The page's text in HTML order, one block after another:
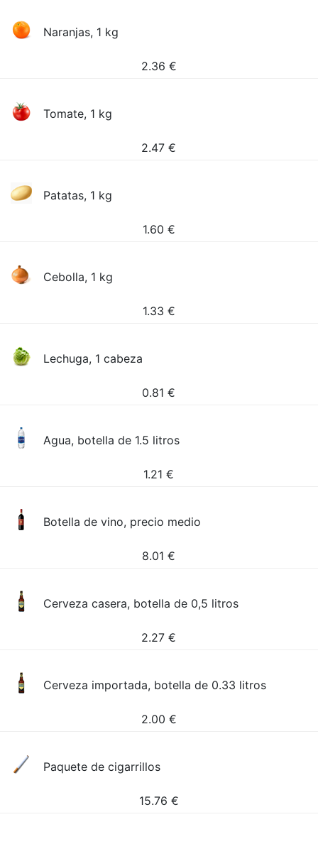
Naranjas, 1 kg
2.36 €
Tomate, 1 kg
2.47 €
Patatas, 1 kg
1.60 €
Cebolla, 1 kg
1.33 €
Lechuga, 1 cabeza
0.81 €
Agua, botella de 1.5 litros
1.21 €
Botella de vino, precio medio
8.01 €
Cerveza casera, botella de 0,5 litros
2.27 €
Cerveza importada, botella de 0.33 litros
2.00 €
Paquete de cigarrillos
15.76 €